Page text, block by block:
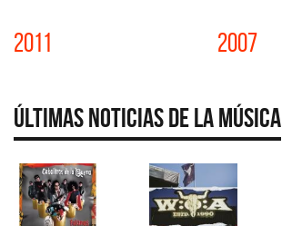
2011 2007
Últimas Noticias de la Música